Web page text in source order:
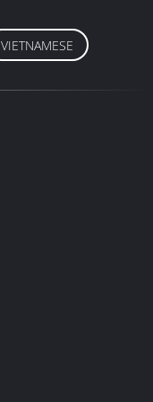
VIETNAMESE